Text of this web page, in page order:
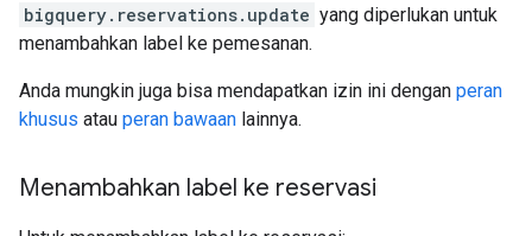
bigquery.reservations.update yang diperlukan untuk
menambahkan label ke pemesanan.
Anda mungkin juga bisa mendapatkan izin ini dengan peran
khusus atau peran bawaan lainnya.
Menambahkan label ke reservasi